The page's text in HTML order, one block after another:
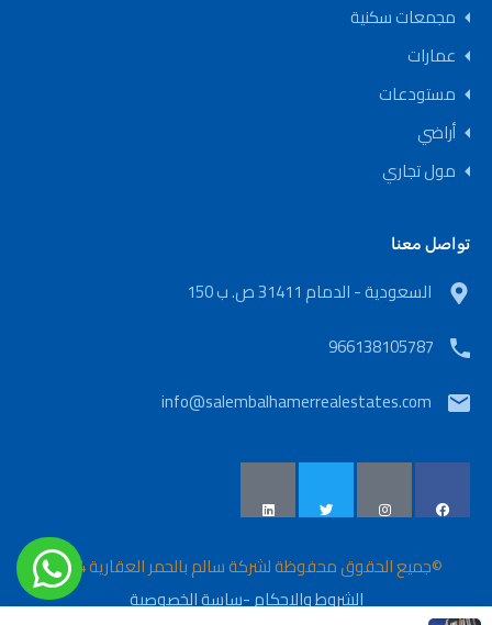
مجمعات سكنية
عمارات
مستودعات
أراضي
مول تجاري
تواصل معنا
السعودية - الدمام 31411 ص. ب 150
966138105787
info@salembalhamerrealestates.com
©جميع الحقوق محفوظة لشركة سالم بالحمر العقارية 2024
الشروط والاحكام-ساسة الخصوصية